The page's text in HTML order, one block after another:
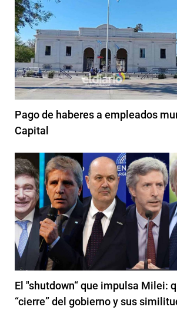
Pago de haberes a empleados
Capital
El "shutdown“ que impulsa Milei:
“cierre” del gobierno y sus